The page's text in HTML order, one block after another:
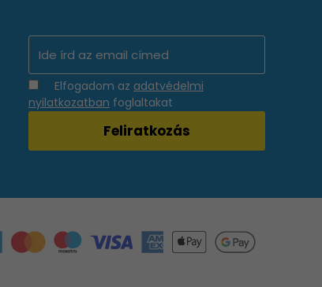
Elfogadom az adatvédelmi
nyilatkozatban foglaltakat